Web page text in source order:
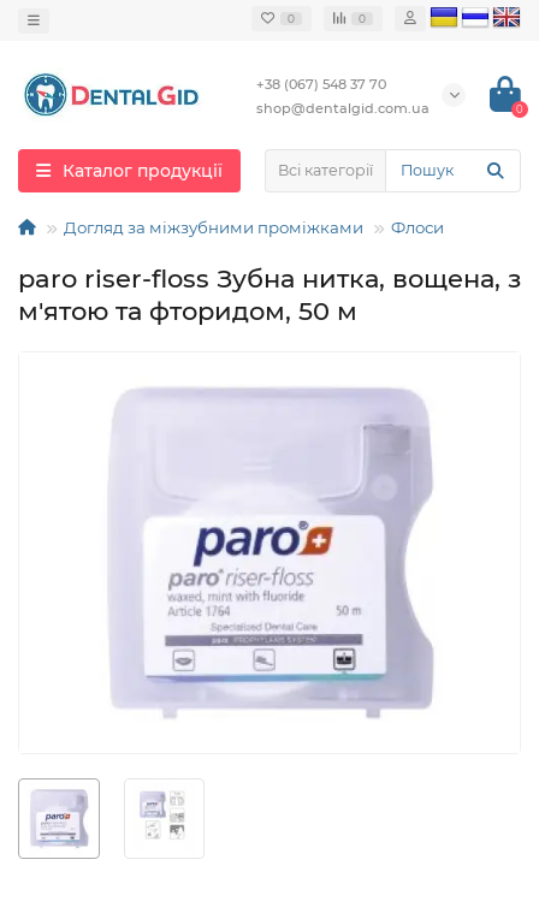
0 0
+38 (067) 548 37 70
shop@dentalgid.com.ua
0
Каталог продукції Всі категорії
Догляд за міжзубними проміжками Флоси
paro riser-floss Зубна нитка, вощена, з
м'ятою та фторидом, 50 м